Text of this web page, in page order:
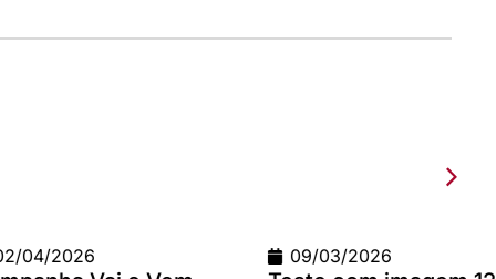
09/03/2026